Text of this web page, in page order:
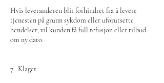
Hvis leverandøren blir forhindret fra å levere
tjenesten på grunn sykdom eller uforutsette
hendelser, vil kunden få full refusjon eller tilbud
om ny dato.
7. Klager